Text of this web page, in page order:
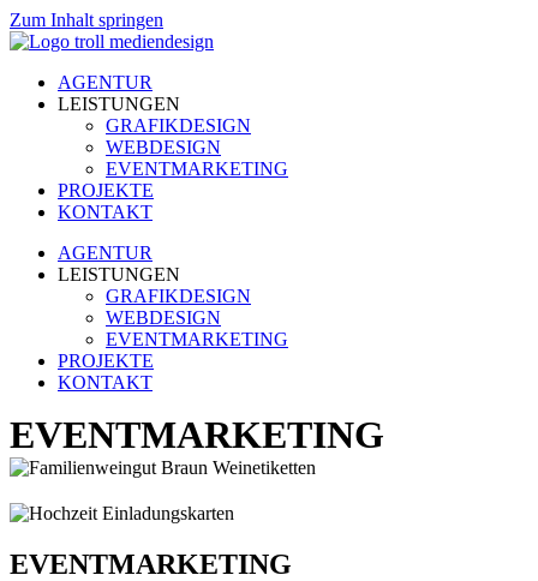
Zum Inhalt springen
AGENTUR
LEISTUNGEN
GRAFIKDESIGN
WEBDESIGN
EVENTMARKETING
PROJEKTE
KONTAKT
AGENTUR
LEISTUNGEN
GRAFIKDESIGN
WEBDESIGN
EVENTMARKETING
PROJEKTE
KONTAKT
EVENTMARKETING
EVENTMARKETING